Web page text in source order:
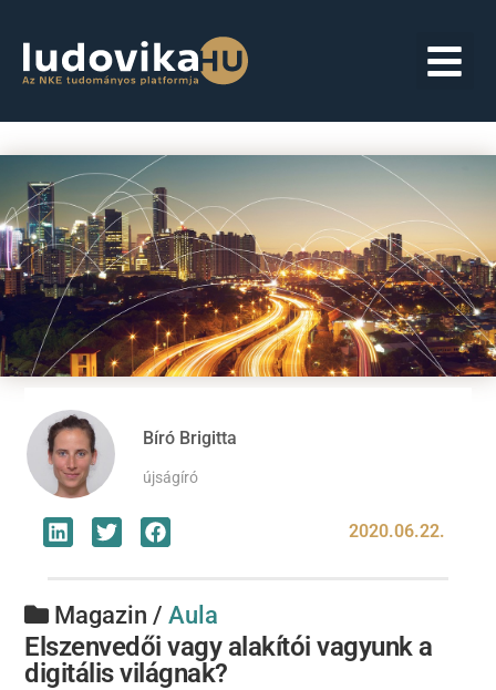
Bíró Brigitta
újságíró
2020.06.22.
Magazin /Aula
Elszenvedői vagy alakítói vagyunk a
digitális világnak?